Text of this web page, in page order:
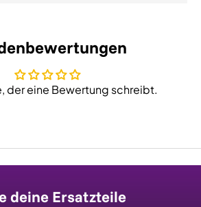
der eine Bewertung schreibt.
deine Ersatzteile